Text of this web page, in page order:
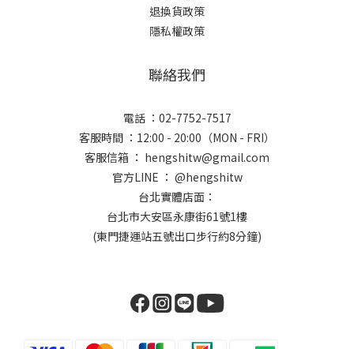
退換貨政策
隱私權政策
聯絡我們
電話 ：02-7752-7517
客服時間 ：12:00 - 20:00（MON - FRI）
客服信箱 ： hengshitw@gmail.com
官方LINE ： @hengshitw
台北實體店面：
台北市大安區永康街61號1樓
(東門捷運站五號出口步行約8分鐘)